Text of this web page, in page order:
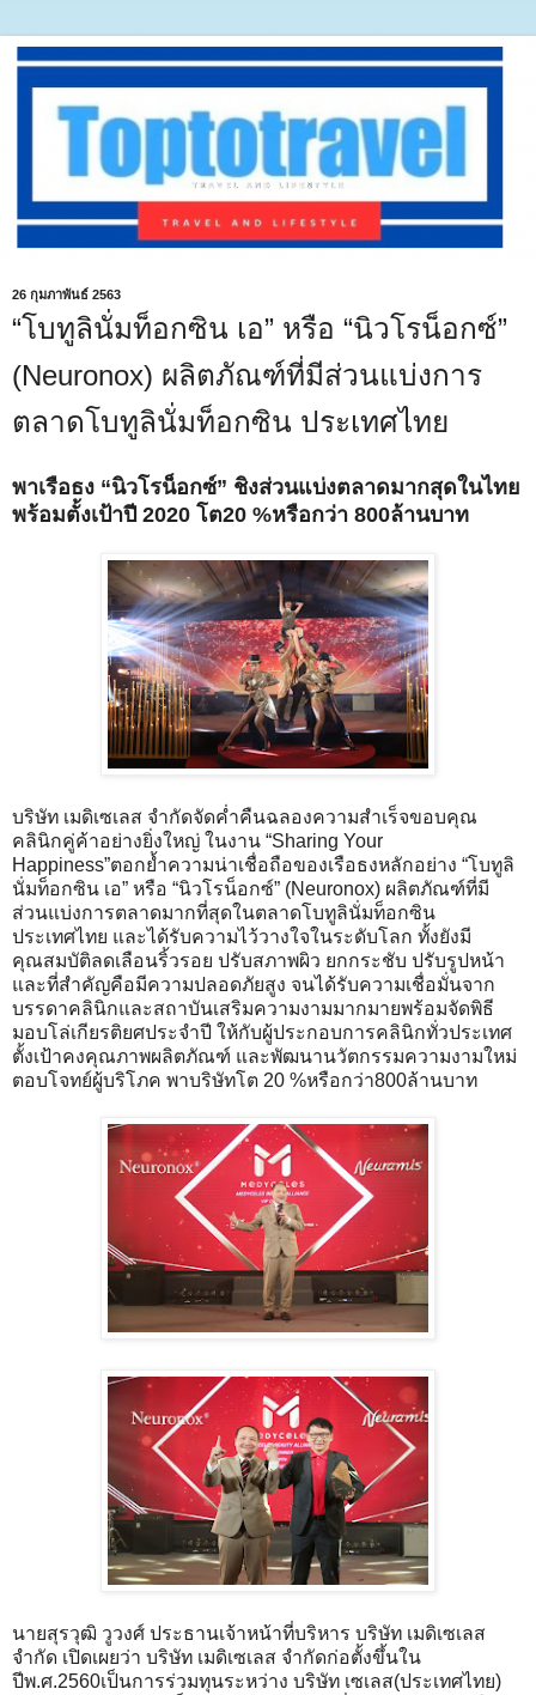
26 กุมภาพันธ์ 2563
“โบทูลินั่มท็อกซิน เอ” หรือ “นิวโรน็อกซ์”
(Neuronox) ผลิตภัณฑ์ที่มีส่วนแบ่งการ
ตลาดโบทูลินั่มท็อกซิน ประเทศไทย
พาเรือธง “นิวโรน็อกซ์” ชิงส่วนแบ่งตลาดมากสุดในไทย
พร้อมตั้งเป้าปี 2020 โต20 %หรือกว่า 800ล้านบาท
บริษัท เมดิเซเลส จำกัดจัดค่ำคืนฉลองความสำเร็จขอบคุณ
คลินิกคู่ค้าอย่างยิ่งใหญ่ ในงาน “Sharing Your
Happiness”ตอกย้ำความน่าเชื่อถือของเรือธงหลักอย่าง “โบทูลิ
นั่มท็อกซิน เอ” หรือ “นิวโรน็อกซ์” (Neuronox) ผลิตภัณฑ์ที่มี
ส่วนแบ่งการตลาดมากที่สุดในตลาดโบทูลินั่มท็อกซิน
ประเทศไทย และได้รับความไว้วางใจในระดับโลก ทั้งยังมี
คุณสมบัติลดเลือนริ้วรอย ปรับสภาพผิว ยกกระชับ ปรับรูปหน้า
และที่สำคัญคือมีความปลอดภัยสูง จนได้รับความเชื่อมั่นจาก
บรรดาคลินิกและสถาบันเสริมความงามมากมายพร้อมจัดพิธี
มอบโล่เกียรติยศประจำปี ให้กับผู้ประกอบการคลินิกทั่วประเทศ
ตั้งเป้าคงคุณภาพผลิตภัณฑ์ และพัฒนานวัตกรรมความงามใหม่
ตอบโจทย์ผู้บริโภค พาบริษัทโต 20 %หรือกว่า800ล้านบาท
นายสุรวุฒิ วูวงศ์ ประธานเจ้าหน้าที่บริหาร บริษัท เมดิเซเลส
จำกัด เปิดเผยว่า บริษัท เมดิเซเลส จำกัดก่อตั้งขึ้นใน
ปีพ.ศ.2560เป็นการร่วมทุนระหว่าง บริษัท เซเลส(ประเทศไทย)